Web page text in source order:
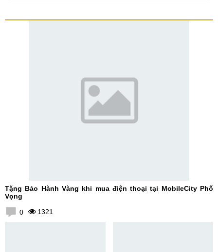
Tặng Bảo Hành Vàng khi mua điện thoại tại MobileCity Phố
Vọng
0 1321